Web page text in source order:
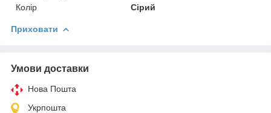
Колір Сірий
Приховати
Умови доставки
Нова Пошта
Укрпошта